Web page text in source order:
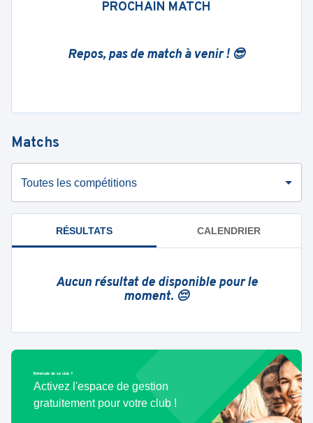
PROCHAIN MATCH
Repos, pas de match à venir ! 😎
Matchs
Toutes les compétitions
RÉSULTATS CALENDRIER
Aucun résultat de disponible pour le
moment. 😔
Bénévole de ce club ?
Activez l'espace de gestion
gratuitement pour votre club !